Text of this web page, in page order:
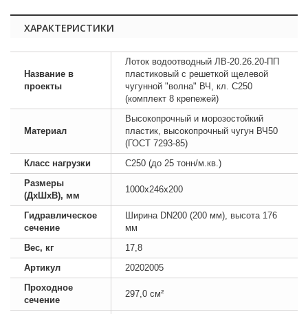
ХАРАКТЕРИСТИКИ
Название в
проекты
Лоток водоотводный ЛВ-20.26.20-ПП
пластиковый с решеткой щелевой
чугунной "волна" ВЧ, кл. C250
(комплект 8 крепежей)
Материал
Высокопрочный и морозостойкий
пластик, высокопрочный чугун ВЧ50
(ГОСТ 7293-85)
Класс нагрузки
C250 (до 25 тонн/м.кв.)
Размеры
(ДхШхВ), мм
1000х246х200
Гидравлическое
сечение
Ширина DN200 (200 мм), высота 176
мм
Вес, кг
17,8
Артикул
20202005
Проходное
сечение
297,0 см²